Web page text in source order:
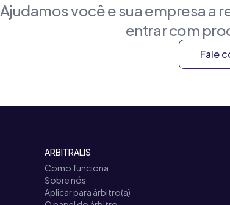
Ajudamos você e sua empresa a
entrar com
Fale
ARBITRALIS
Como funciona
Sobre nós
Aplicar para árbitro(a)